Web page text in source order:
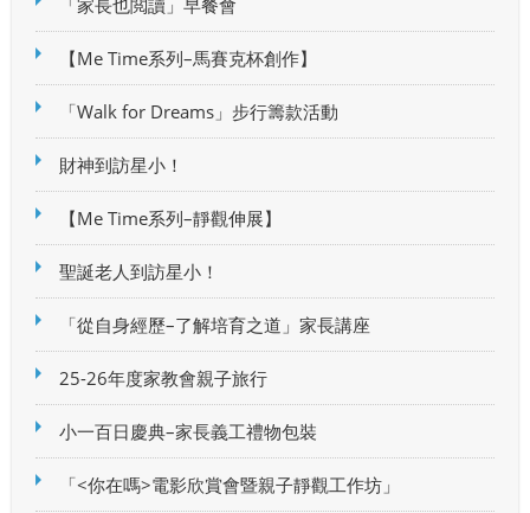
「家長也閲讀」早餐會
【Me Time系列–馬賽克杯創作】
「Walk for Dreams」步行籌款活動
財神到訪星小！
【Me Time系列–靜觀伸展】
聖誕老人到訪星小！
「從自身經歷–了解培育之道」家長講座
25-26年度家教會親子旅行
小一百日慶典–家長義工禮物包裝
「<你在嗎>電影欣賞會暨親子靜觀工作坊」